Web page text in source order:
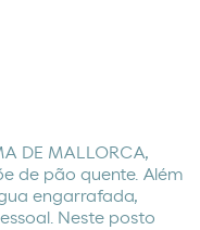
DE MALLORCA,
de pão quente. Além
engarrafada,
Neste posto